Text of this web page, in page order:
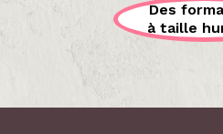
Des
à taille